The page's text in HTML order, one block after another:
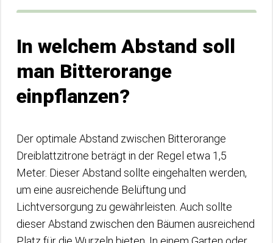
In welchem Abstand soll
man Bitterorange
einpflanzen?
Der optimale Abstand zwischen Bitterorange
Dreiblattzitrone beträgt in der Regel etwa 1,5
Meter. Dieser Abstand sollte eingehalten werden,
um eine ausreichende Belüftung und
Lichtversorgung zu gewährleisten. Auch sollte
dieser Abstand zwischen den Bäumen ausreichend